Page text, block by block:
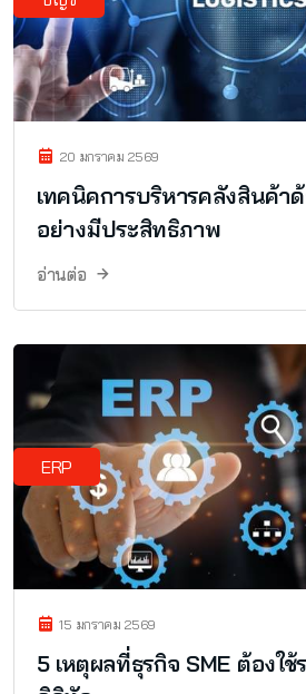
20 มกราคม 2569
เทคนิคการบริหารคลังสินค้า
อย่างมีประสิทธิภาพ
อ่านต่อ
ERP
15 มกราคม 2569
5 เหตุผลที่ธุรกิจ SME ต้องใช้